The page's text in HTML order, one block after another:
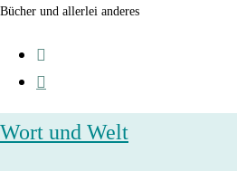
Zum
springen
Bücher und allerlei anderes
Wort und Welt